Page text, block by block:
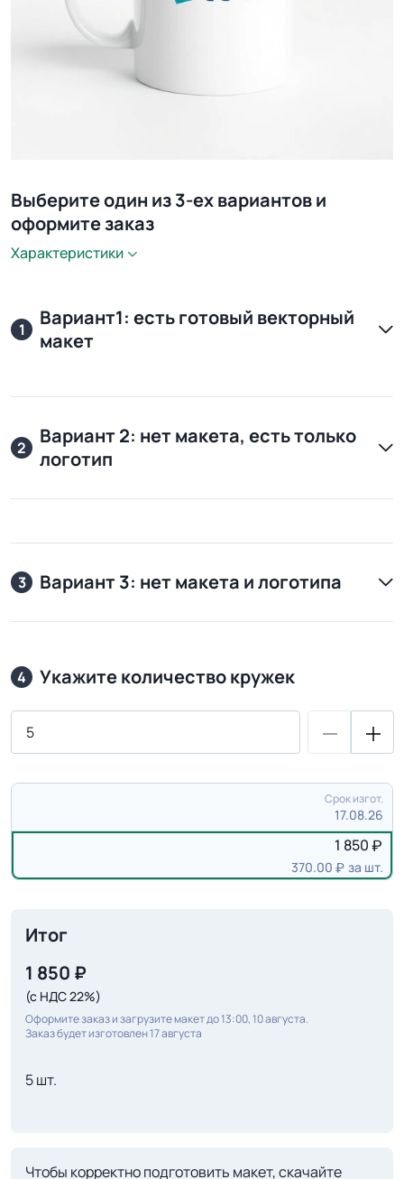
Выберите один из 3-ех вариантов и
оформите заказ
Характеристики
1
Вариант1: есть готовый векторный
макет
2
Вариант 2: нет макета, есть только
логотип
3 Вариант 3: нет макета и логотипа
4 Укажите количество кружек
Срок изгот.
17.08.26
1 850
370.00 за шт.
Итог
1 850 ₽
(с НДС 22%)
Оформите заказ и загрузите макет до 13:00, 10 августа.
Заказ будет изготовлен 17 августа
5 шт.
Чтобы корректно подготовить макет, скачайте